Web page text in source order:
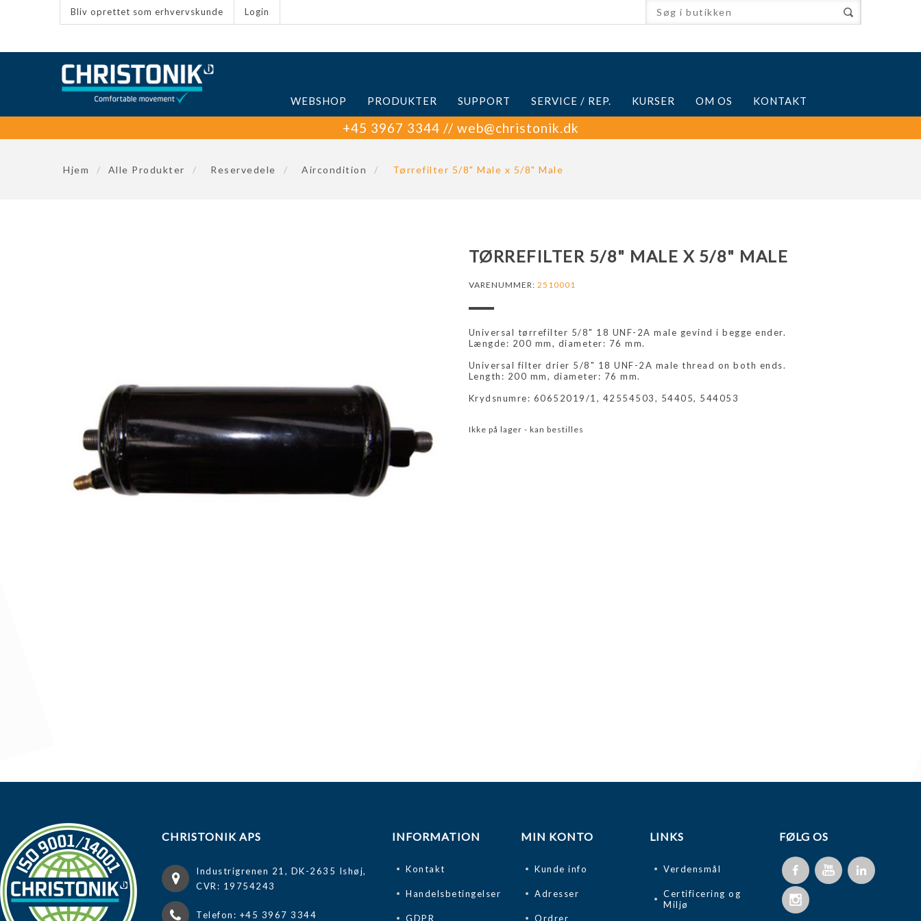
Bliv oprettet som erhvervskunde Login
WEBSHOP PRODUKTER SUPPORT SERVICE / REP. KURSER OM OS KONTAKT
+45 3967 3344 // web@christonik.dk
Hjem / Alle Produkter / Reservedele / Aircondition / Tørrefilter 5/8" Male x 5/8" Male
TØRREFILTER 5/8" MALE X 5/8" MALE
VARENUMMER: 2510001
Universal tørrefilter 5/8" 18 UNF-2A male gevind i begge ender.
Længde: 200 mm, diameter: 76 mm.
Universal filter drier 5/8" 18 UNF-2A male thread on both ends.
Length: 200 mm, diameter: 76 mm.
Krydsnumre: 60652019/1, 42554503, 54405, 544053
Ikke på lager - kan bestilles
CHRISTONIK APS
Industrigrenen 21, DK-2635 Ishøj,
CVR: 19754243
Telefon: +45 3967 3344
INFORMATION
Kontakt
Handelsbetingelser
GDPR
MIN KONTO
Kunde info
Adresser
Ordrer
LINKS
Verdensmål
Certificering og
Miljø
FØLG OS